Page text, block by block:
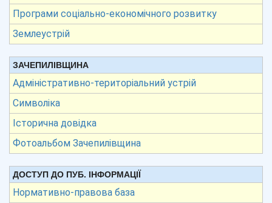
Програми соціально-економічного розвитку
Землеустрій
ЗАЧЕПИЛІВЩИНА
Адміністративно-територіальний устрій
Символіка
Історична довідка
Фотоальбом Зачепилівщина
ДОСТУП ДО ПУБ. ІНФОРМАЦІЇ
Нормативно-правова база